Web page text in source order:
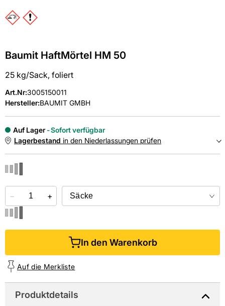
Baumit HaftMörtel HM 50
25 kg/Sack, foliert
Art.Nr:3005150011
Hersteller:BAUMIT GMBH
Auf Lager
Sofort verfügbar
Lagerbestand in den Niederlassungen prüfen
Online kaufen &kostenlos
− +
In den Warenkorb
Auf die Merkliste
Produktdetails